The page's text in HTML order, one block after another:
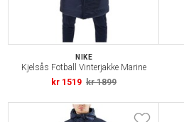
NIKE
Kjelsås Fotball Vinterjakke Marine
kr 1519 kr 1899